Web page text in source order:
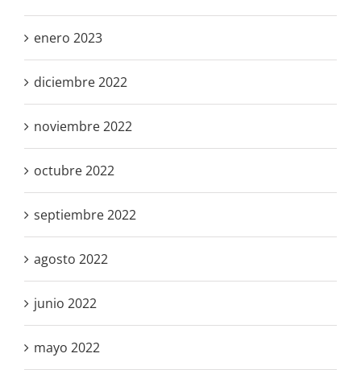
enero 2023
diciembre 2022
noviembre 2022
octubre 2022
septiembre 2022
agosto 2022
junio 2022
mayo 2022